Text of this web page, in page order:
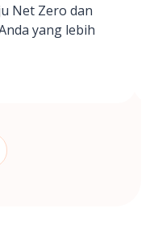
Net Zero dan
yang lebih